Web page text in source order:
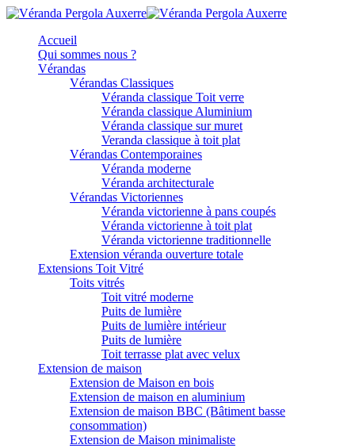
Accueil
Qui sommes nous ?
Vérandas
Vérandas Classiques
Véranda classique Toit verre
Véranda classique Aluminium
Véranda classique sur muret
Veranda classique à toit plat
Vérandas Contemporaines
Véranda moderne
Véranda architecturale
Vérandas Victoriennes
Véranda victorienne à pans coupés
Véranda victorienne à toit plat
Véranda victorienne traditionnelle
Extension véranda ouverture totale
Extensions Toit Vitré
Toits vitrés
Toit vitré moderne
Puits de lumière
Puits de lumière intérieur
Puits de lumière
Toit terrasse plat avec velux
Extension de maison
Extension de Maison en bois
Extension de maison en aluminium
Extension de maison BBC (Bâtiment basse
consommation)
Extension de Maison minimaliste